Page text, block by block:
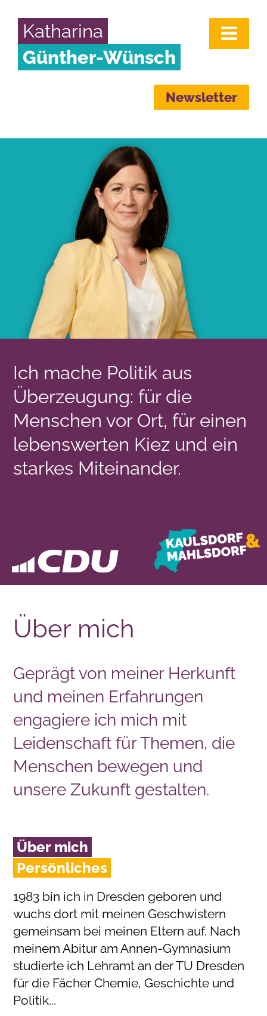
Katharina
Günther-Wünsch
Newsletter
Ich mache Politik aus
Überzeugung: für die
Menschen vor Ort, für einen
lebenswerten Kiez und ein
starkes Miteinander.
Über mich
Geprägt von meiner Herkunft
und meinen Erfahrungen
engagiere ich mich mit
Leidenschaft für Themen, die
Menschen bewegen und
unsere Zukunft gestalten.
Über mich
Persönliches
1983 bin ich in Dresden geboren und
wuchs dort mit meinen Geschwistern
gemeinsam bei meinen Eltern auf. Nach
meinem Abitur am Annen-Gymnasium
studierte ich Lehramt an der TU Dresden
für die Fächer Chemie, Geschichte und
Politik...